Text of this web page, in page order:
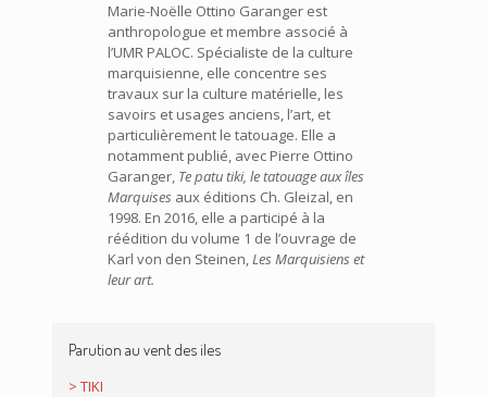
Marie-Noëlle Ottino Garanger est
anthropologue et membre associé à
l’UMR PALOC. Spécialiste de la culture
marquisienne, elle concentre ses
travaux sur la culture matérielle, les
savoirs et usages anciens, l’art, et
particulièrement le tatouage. Elle a
notamment publié, avec Pierre Ottino
Garanger, Te patu tiki, le tatouage aux îles
Marquises aux éditions Ch. Gleizal, en
1998. En 2016, elle a participé à la
réédition du volume 1 de l’ouvrage de
Karl von den Steinen,Les Marquisiens et
leur art.
Parution au vent des iles
> TIKI